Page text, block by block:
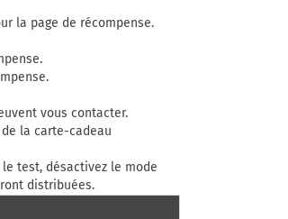
la page de récompense.
vous contacter.
la carte-cadeau
test, désactivez le mode
distribuées.